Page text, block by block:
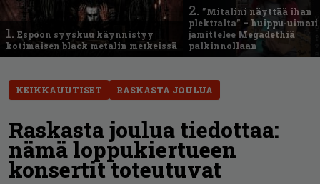
1. Espoon syyskuu käynnistyy
kotimaisen black metalin merkeissä
2. ”Mitalini näyttää ihan
plektralta” – huippu-uimari
jamittelee Megadethiä
palkinnollaan
KEIKKAUUTISET RASKASTA JOULUA
Raskasta joulua tiedottaa:
nämä loppukiertueen
konsertit toteutuvat